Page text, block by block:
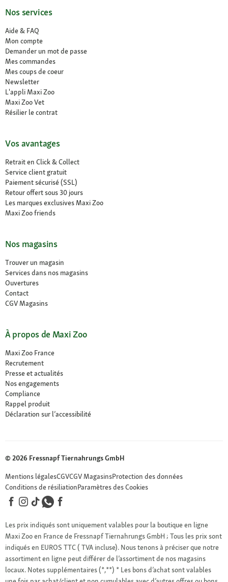
Nos services
Aide & FAQ
Mon compte
Demander un mot de passe
Mes commandes
Mes coups de coeur
Newsletter
L'appli Maxi Zoo
Maxi Zoo Vet
Résilier le contrat
Vos avantages
Retrait en Click & Collect
Service client gratuit
Paiement sécurisé (SSL)
Retour offert sous 30 jours
Les marques exclusives Maxi Zoo
Maxi Zoo friends
Nos magasins
Trouver un magasin
Services dans nos magasins
Ouvertures
Contact
CGV Magasins
À propos de Maxi Zoo
Maxi Zoo France
Recrutement
Presse et actualités
Nos engagements
Compliance
Rappel produit
Déclaration sur l’accessibilité
© 2026 Fressnapf Tiernahrungs GmbH
Mentions légalesCGVCGV MagasinsProtection des données
Conditions de résiliationParamètres des Cookies
Les prix indiqués sont uniquement valables pour la boutique en ligne
Maxi Zoo en France de Fressnapf Tiernahrungs GmbH ; Tous les prix sont
indiqués en EUROS TTC ( TVA incluse). Nous tenons à préciser que notre
assortiment en ligne peut différer de l’assortiment de nos magasins
locaux. Notes supplémentaires (*,**) * Les bons d’achat sont valables